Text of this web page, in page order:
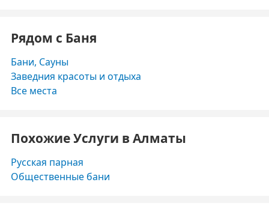
Рядом с Баня
Бани, Сауны
Заведния красоты и отдыха
Все места
Похожие Услуги в Алматы
Русская парная
Общественные бани